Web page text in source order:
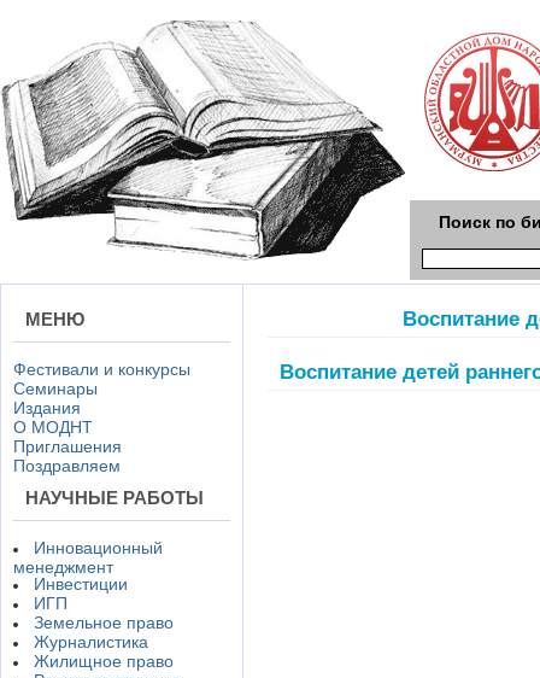
Поиск по
МЕНЮ
Фестивали и конкурсы
Семинары
Издания
О МОДНТ
Приглашения
Поздравляем
НАУЧНЫЕ РАБОТЫ
Инновационный
менеджмент
Инвестиции
ИГП
Земельное право
Журналистика
Жилищное право
Воспитание
Воспитание детей